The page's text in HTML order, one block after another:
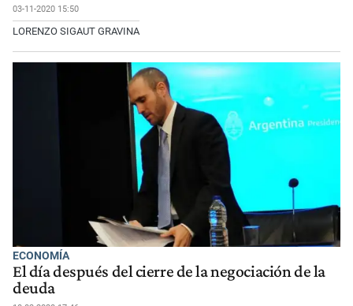
03-11-2020 15:50
LORENZO SIGAUT GRAVINA
ECONOMÍA
El día después del cierre de la negociación de la
deuda